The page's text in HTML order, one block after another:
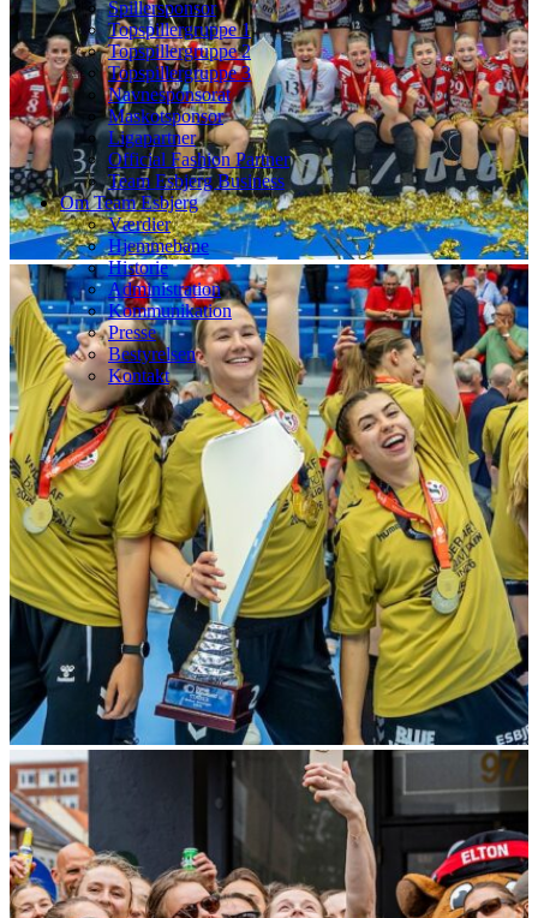
Spillersponsor
Topspillergruppe 1
Topspillergruppe 2
Topspillergruppe 3
Navnesponsorat
Maskotsponsor
Ligapartner
Official Fashion Partner
Team Esbjerg Business
Om Team Esbjerg
Værdier
Hjemmebane
Historie
Administration
Kommunikation
Presse
Bestyrelsen
Kontakt